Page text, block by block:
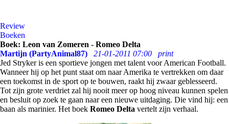
Review
Boeken
Boek: Leon van Zomeren - Romeo Delta
Martijn (PartyAnimal87)
21-01-2011 07:00
print
Jed Stryker is een sportieve jongen met talent voor American Football.
Wanneer hij op het punt staat om naar Amerika te vertrekken om daar
een toekomst in de sport op te bouwen, raakt hij zwaar geblesseerd.
Tot zijn grote verdriet zal hij nooit meer op hoog niveau kunnen spelen
en besluit op zoek te gaan naar een nieuwe uitdaging. Die vind hij: een
baan als marinier. Het boek Romeo Delta vertelt zijn verhaal.